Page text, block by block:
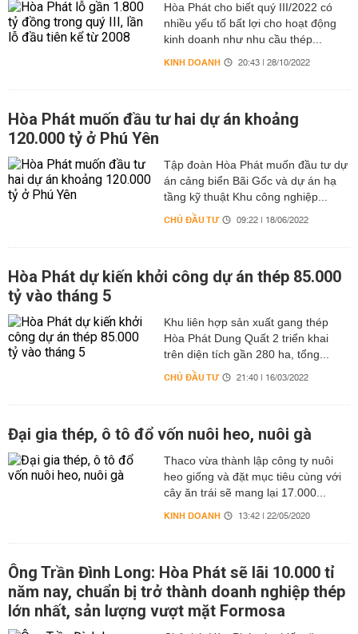
Hòa Phát cho biết quý III/2022 có
nhiều yếu tố bất lợi cho hoạt động
kinh doanh như nhu cầu thép...
KINH DOANH 20:43 | 28/10/2022
Hòa Phát muốn đầu tư hai dự án khoảng
120.000 tỷ ở Phú Yên
Tập đoàn Hòa Phát muốn đầu tư dự
án cảng biển Bãi Gốc và dự án hạ
tầng kỹ thuật Khu công nghiệp...
CHỦ ĐẦU TƯ 09:22 | 18/06/2022
Hòa Phát dự kiến khởi công dự án thép 85.000
tỷ vào tháng 5
Khu liên hợp sản xuất gang thép
Hòa Phát Dung Quất 2 triển khai
trên diện tích gần 280 ha, tổng...
CHỦ ĐẦU TƯ 21:40 | 16/03/2022
Đại gia thép, ô tô đổ vốn nuôi heo, nuôi gà
Thaco vừa thành lập công ty nuôi
heo giống và đặt mục tiêu cùng với
cây ăn trái sẽ mang lại 17.000...
KINH DOANH 13:42 | 22/05/2020
Ông Trần Đình Long: Hòa Phát sẽ lãi 10.000 tỉ
năm nay, chuẩn bị trở thành doanh nghiệp thép
lớn nhất, sản lượng vượt mặt Formosa